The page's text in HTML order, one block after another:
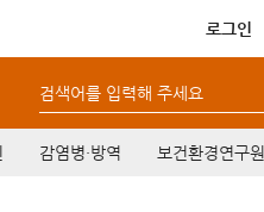
로그인
검색어를 입력해 주세요
감염병·방역 보건환경연구원